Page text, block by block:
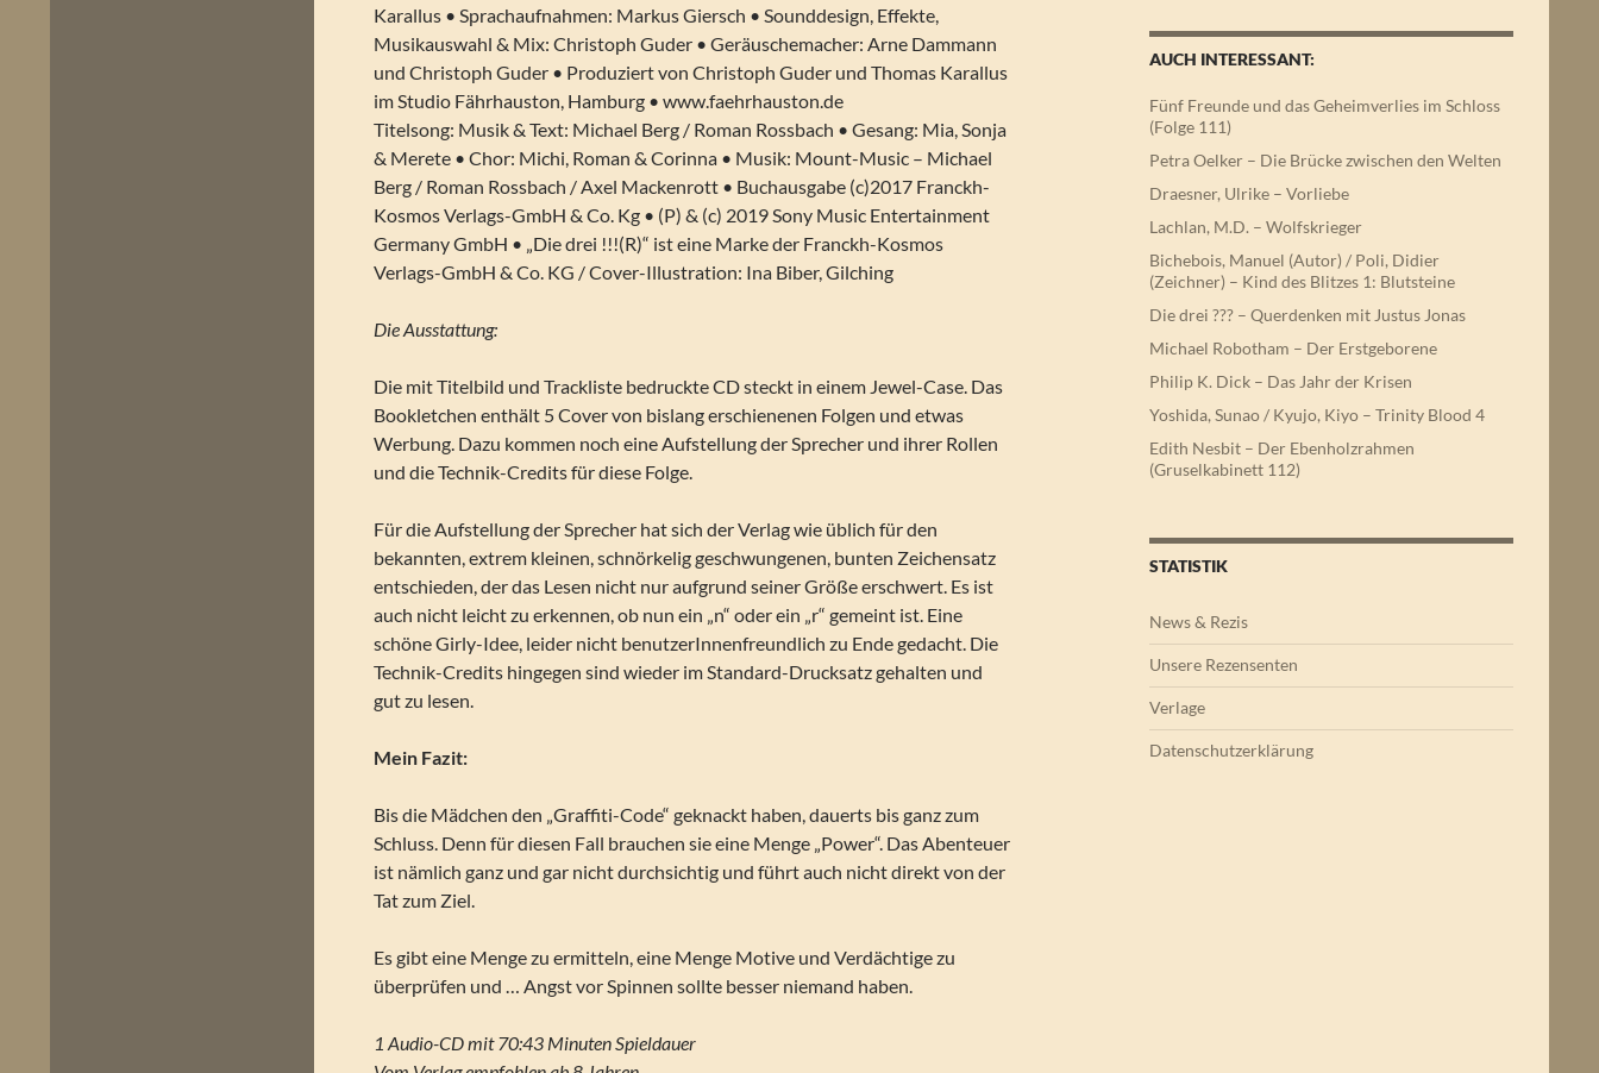
Karallus • Sprachaufnahmen: Markus Giersch • Sounddesign, Effekte,
Musikauswahl & Mix: Christoph Guder • Geräuschemacher: Arne Dammann
und Christoph Guder • Produziert von Christoph Guder und Thomas Karallus
im Studio Fährhauston, Hamburg • www.faehrhauston.de
Titelsong: Musik & Text: Michael Berg / Roman Rossbach • Gesang: Mia, Sonja
& Merete • Chor: Michi, Roman & Corinna • Musik: Mount-Music – Michael
Berg / Roman Rossbach / Axel Mackenrott • Buchausgabe (c)2017 Franckh-
Kosmos Verlags-GmbH & Co. Kg • (P) & (c) 2019 Sony Music Entertainment
Germany GmbH • „Die drei !!!(R)“ ist eine Marke der Franckh-Kosmos
Verlags-GmbH & Co. KG / Cover-Illustration: Ina Biber, Gilching
Die Ausstattung:
Die mit Titelbild und Trackliste bedruckte CD steckt in einem Jewel-Case. Das
Bookletchen enthält 5 Cover von bislang erschienenen Folgen und etwas
Werbung. Dazu kommen noch eine Aufstellung der Sprecher und ihrer Rollen
und die Technik-Credits für diese Folge.
Für die Aufstellung der Sprecher hat sich der Verlag wie üblich für den
bekannten, extrem kleinen, schnörkelig geschwungenen, bunten Zeichensatz
entschieden, der das Lesen nicht nur aufgrund seiner Größe erschwert. Es ist
auch nicht leicht zu erkennen, ob nun ein „n“ oder ein „r“ gemeint ist. Eine
schöne Girly-Idee, leider nicht benutzerInnenfreundlich zu Ende gedacht. Die
Technik-Credits hingegen sind wieder im Standard-Drucksatz gehalten und
gut zu lesen.
Mein Fazit:
Bis die Mädchen den „Graffiti-Code“ geknackt haben, dauerts bis ganz zum
Schluss. Denn für diesen Fall brauchen sie eine Menge „Power“. Das Abenteuer
ist nämlich ganz und gar nicht durchsichtig und führt auch nicht direkt von der
Tat zum Ziel.
Es gibt eine Menge zu ermitteln, eine Menge Motive und Verdächtige zu
überprüfen und … Angst vor Spinnen sollte besser niemand haben.
1 Audio-CD mit 70:43 Minuten Spieldauer
AUCH INTERESSANT:
Fünf Freunde und das Geheimverlies im Schloss
(Folge 111)
Petra Oelker – Die Brücke zwischen den Welten
Draesner, Ulrike – Vorliebe
Lachlan, M.D. – Wolfskrieger
Bichebois, Manuel (Autor) / Poli, Didier
(Zeichner) – Kind des Blitzes 1: Blutsteine
Die drei ??? – Querdenken mit Justus Jonas
Michael Robotham – Der Erstgeborene
Philip K. Dick – Das Jahr der Krisen
Yoshida, Sunao / Kyujo, Kiyo – Trinity Blood 4
Edith Nesbit – Der Ebenholzrahmen
(Gruselkabinett 112)
STATISTIK
News & Rezis
Unsere Rezensenten
Verlage
Datenschutzerklärung